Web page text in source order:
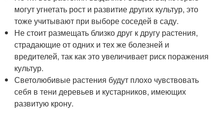
могут угнетать рост и развитие других культур, это
тоже учитывают при выборе соседей в саду.
Не стоит размещать близко друг к другу растения,
страдающие от одних и тех же болезней и
вредителей, так как это увеличивает риск поражения
культур.
Светолюбивые растения будут плохо чувствовать
себя в тени деревьев и кустарников, имеющих
развитую крону.